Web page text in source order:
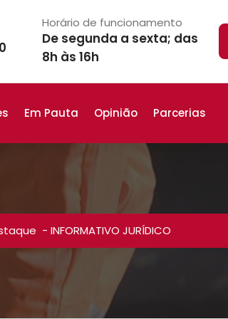
Horário de funcionamento
De segunda a sexta; das
8h às 16h
Em Pauta Opinião Parcerias
- INFORMATIVO JURÍDICO